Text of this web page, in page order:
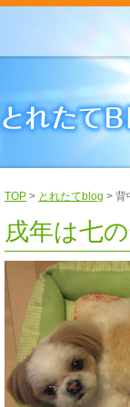
TOP > とれたてblog > 背
戌年は七